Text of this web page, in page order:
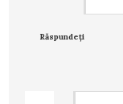
Răspundeți